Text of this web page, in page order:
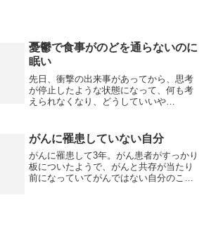
憂鬱で食事がのどを通らないのに
眠い
先日、衝撃の出来事があってから、思考
が停止したような状態になって、何も考
えられなくなり、どうしていいや
ん。こんな状態なら、不眠になりそうな
ものだけれど、眠くて眠くて仕方あ...
がんに罹患していない自分
がんに罹患して3年。がん患者がすっかり
板についたようで、がんと共存が当たり
前になっていてがんではない自分のこと